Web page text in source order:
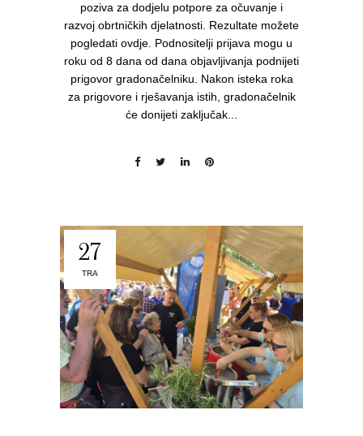
poziva za dodjelu potpore za očuvanje i
razvoj obrtničkih djelatnosti. Rezultate možete
pogledati ovdje. Podnositelji prijava mogu u
roku od 8 dana od dana objavljivanja podnijeti
prigovor gradonačelniku. Nakon isteka roka
za prigovore i rješavanja istih, gradonačelnik
će donijeti zaključak...
27
TRA